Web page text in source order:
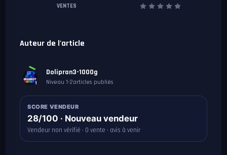
VENTES
Auteur de l'article
1
Dolipran3-1000g
Niveau 1•2articles publiés
SCORE VENDEUR
28/100 · Nouveau vendeur
Vendeur non vérifié · 0 vente · avis à venir